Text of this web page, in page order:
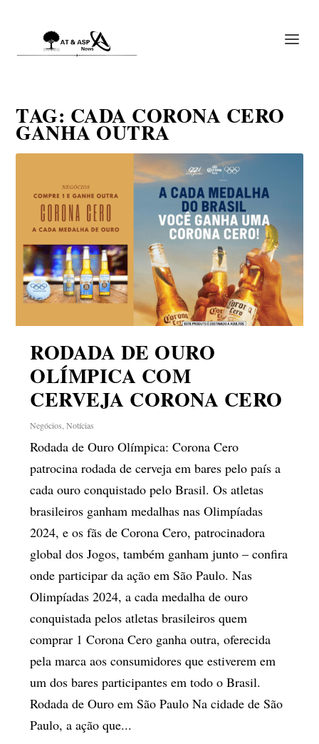
TAG: CADA CORONA CERO
GANHA OUTRA
RODADA DE OURO
OLÍMPICA COM
CERVEJA CORONA CERO
Negócios ,Notícias
Rodada de Ouro Olímpica: Corona Cero
patrocina rodada de cerveja em bares pelo país a
cada ouro conquistado pelo Brasil. Os atletas
brasileiros ganham medalhas nas Olimpíadas
2024, e os fãs de Corona Cero, patrocinadora
global dos Jogos, também ganham junto – confira
onde participar da ação em São Paulo. Nas
Olimpíadas 2024, a cada medalha de ouro
conquistada pelos atletas brasileiros quem
comprar 1 Corona Cero ganha outra, oferecida
pela marca aos consumidores que estiverem em
um dos bares participantes em todo o Brasil.
Rodada de Ouro em São Paulo Na cidade de São
Paulo, a ação que...